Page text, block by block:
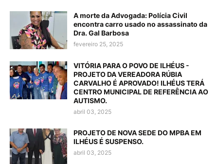
A morte da Advogada: Polícia Civil
encontra carro usado no assassinato da
Dra. Gal Barbosa
fevereiro 25, 2025
VITÓRIA PARA O POVO DE ILHÉUS -
PROJETO DA VEREADORA RÚBIA
CARVALHO É APROVADO! ILHÉUS TERÁ
CENTRO MUNICIPAL DE REFERÊNCIA AO
AUTISMO.
abril 03, 2025
PROJETO DE NOVA SEDE DO MPBA EM
ILHÉUS É SUSPENSO.
abril 03, 2025